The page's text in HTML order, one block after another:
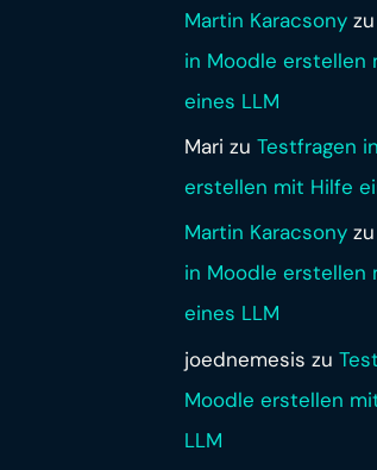
Martin Karacsony zu
in Moodle erstellen
eines LLM
Mari zu Testfragen
erstellen mit Hilfe
Martin Karacsony zu
in Moodle erstellen
eines LLM
joednemesis zu
Moodle erstellen
LLM